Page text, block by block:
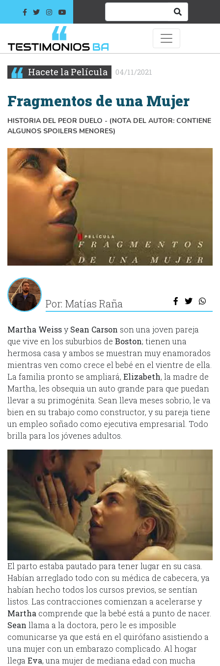
Hacete la Película 04/11/2021
Fragmentos de una Mujer
HISTORIA DEL PEOR DUELO - (NOTA DEL AUTOR: CONTIENE
ALGUNOS SPOILERS MENORES)
Por: Matías Raña
Martha Weissy Sean Carson son una joven pareja
que vive en los suburbios de Boston; tienen una
hermosa casa y ambos se muestran muy enamorados
mientras ven como crece el bebé en el vientre de ella.
La familia pronto se ampliará, Elizabeth, la madre de
Martha, les obsequia un auto grande para que puedan
llevar a su primogénita. Sean lleva meses sobrio, le va
bien en su trabajo como constructor, y su pareja tiene
un empleo soñado como ejecutiva empresarial. Todo
brilla para los jóvenes adultos.
El parto estaba pautado para tener lugar en su casa.
Habían arreglado todo con su médica de cabecera, ya
habían hecho todos los cursos previos, se sentían
listos. Las contracciones comienzan a acelerarse y
Martha comprende que la bebé está a punto de nacer.
Sean llama a la doctora, pero le es imposible
comunicarse ya que está en el quirófano asistiendo a
una mujer con un embarazo complicado. Al hogar
llega Eva, una mujer de mediana edad con mucha